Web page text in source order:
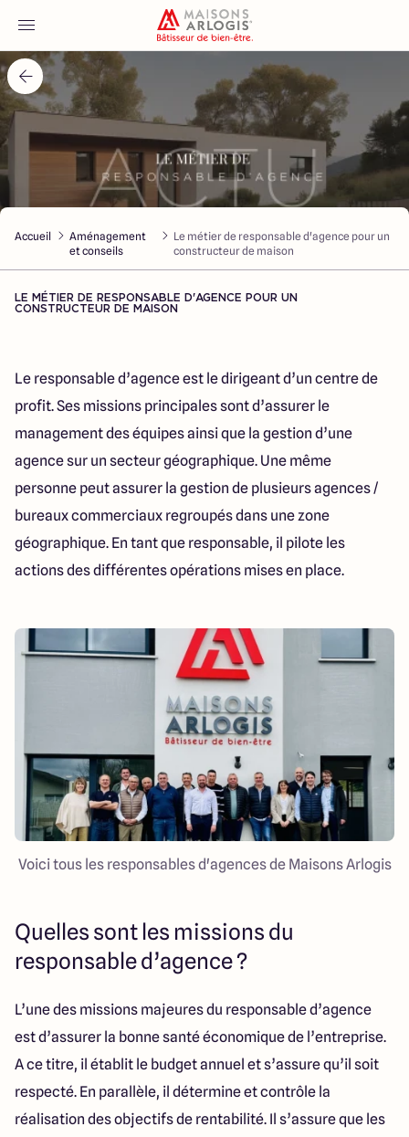
Accueil
Nos maisons
Nos annonces
Votre projet
Qui sommes-nous
Maisons ARLOGIS Macon
71000 Mâcon
4.3 4.6
Accueil
Aménagement
et conseils
Le métier de responsable d'agence pour un
constructeur de maison
LE MÉTIER DE RESPONSABLE D'AGENCE POUR UN
CONSTRUCTEUR DE MAISON
Le responsable d’agence est le dirigeant d’un centre de
profit. Ses missions principales sont d’assurer le
management des équipes ainsi que la gestion d’une
agence sur un secteur géographique. Une même
personne peut assurer la gestion de plusieurs agences /
bureaux commerciaux regroupés dans une zone
géographique. En tant que responsable, il pilote les
actions des différentes opérations mises en place.
Voici tous les responsables d'agences de Maisons Arlogis
Quelles sont les missions du
responsable d’agence ?
L’une des missions majeures du responsable d’agence
est d’assurer la bonne santé économique de l’entreprise.
A ce titre, il établit le budget annuel et s’assure qu’il soit
respecté. En parallèle, il détermine et contrôle la
réalisation des objectifs de rentabilité. Il s’assure que les